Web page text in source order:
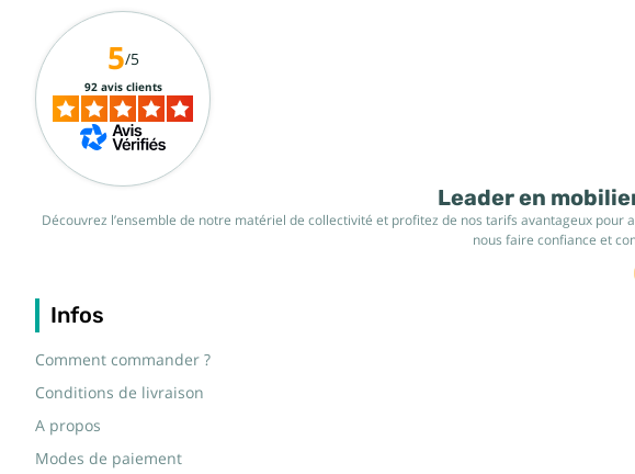
Leader en
Découvrez l’ensemble de notre matériel de collectivité et profitez de nos tarifs avantageux
nous faire confiance et
Infos
Comment commander ?
Conditions de livraison
A propos
Modes de paiement
5/5
92 avis clients